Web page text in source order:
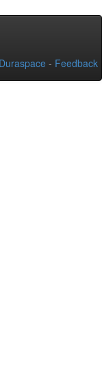
Duraspace - Feedback